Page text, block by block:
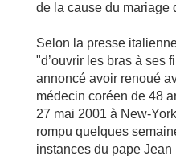
de la cause du mariage
Selon la presse
"d’ouvrir les bras à ses
annoncé avoir renoué
médecin coréen de 48
27 mai 2001 à New-
rompu quelques
instances du pape Jean